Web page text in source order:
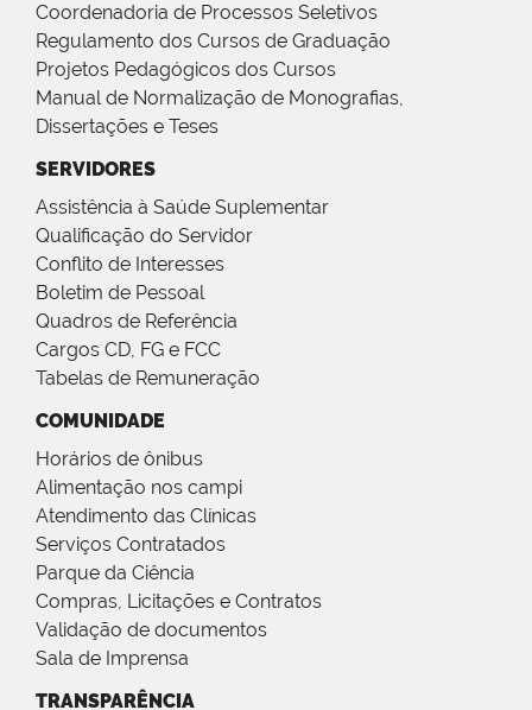
Coordenadoria de Processos Seletivos
Regulamento dos Cursos de Graduação
Projetos Pedagógicos dos Cursos
Manual de Normalização de Monografias,
Dissertações e Teses
SERVIDORES
Assistência à Saúde Suplementar
Qualificação do Servidor
Conflito de Interesses
Boletim de Pessoal
Quadros de Referência
Cargos CD, FG e FCC
Tabelas de Remuneração
COMUNIDADE
Horários de ônibus
Alimentação nos campi
Atendimento das Clínicas
Serviços Contratados
Parque da Ciência
Compras, Licitações e Contratos
Validação de documentos
Sala de Imprensa
TRANSPARÊNCIA